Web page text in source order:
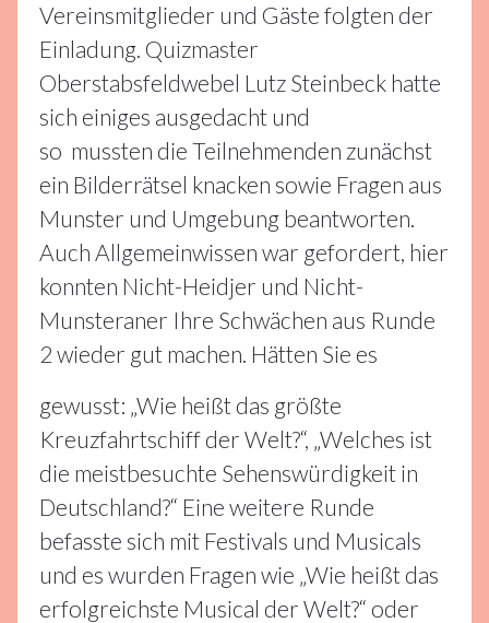
Vereinsmitglieder und Gäste folgten der
Einladung. Quizmaster
Oberstabsfeldwebel Lutz Steinbeck hatte
sich einiges ausgedacht und
so mussten die Teilnehmenden zunächst
ein Bilderrätsel knacken sowie Fragen aus
Munster und Umgebung beantworten.
Auch Allgemeinwissen war gefordert, hier
konnten Nicht-Heidjer und Nicht-
Munsteraner Ihre Schwächen aus Runde
2 wieder gut machen. Hätten Sie es
gewusst: „Wie heißt das größte
Kreuzfahrtschiff der Welt?“, „Welches ist
die meistbesuchte Sehenswürdigkeit in
Deutschland?“ Eine weitere Runde
befasste sich mit Festivals und Musicals
und es wurden Fragen wie „Wie heißt das
erfolgreichste Musical der Welt?“ oder